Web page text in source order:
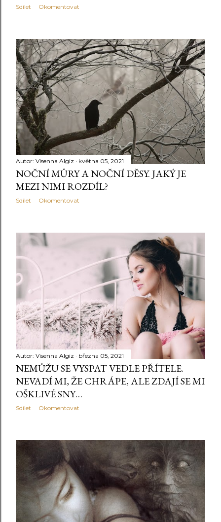
Sdílet Okomentovat
Autor: Visenna Algiz května 05, 2021
NOČNÍ MŮRY A NOČNÍ DĚSY. JAKÝ JE
MEZI NIMI ROZDÍL?
Sdílet Okomentovat
Autor: Visenna Algiz března 05, 2021
NEMŮŽU SE VYSPAT VEDLE PŘÍTELE.
NEVADÍ MI, ŽE CHRÁPE, ALE ZDAJÍ SE MI
OŠKLIVÉ SNY…
Sdílet Okomentovat